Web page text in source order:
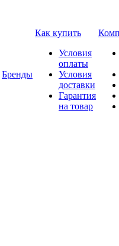
Бренды
Как купить
Условия
оплаты
Условия
доставки
Гарантия
на товар